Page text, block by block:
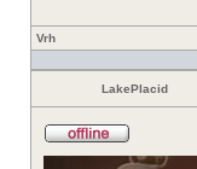
Vrh
LakePlacid